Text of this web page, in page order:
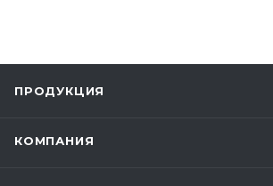
ПРОДУКЦИЯ
КОМПАНИЯ